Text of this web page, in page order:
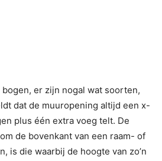
bogen, er zijn nogal wat soorten,
dat de muuropening altijd een x-
plus één extra voeg telt. De
de bovenkant van een raam- of
is die waarbij de hoogte van zo’n